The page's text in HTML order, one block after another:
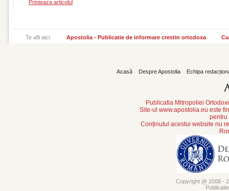
Printeaza articolul
Te afli aici: Apostolia - Publicatie de informare crestin ortodoxa
Acasă Despre Apostolia Echipa
Publicatia Mitropoliei
Site-ul www.apostolia.eu este
pentru
Conținutul acestui website nu
Copyright @ 2008 -